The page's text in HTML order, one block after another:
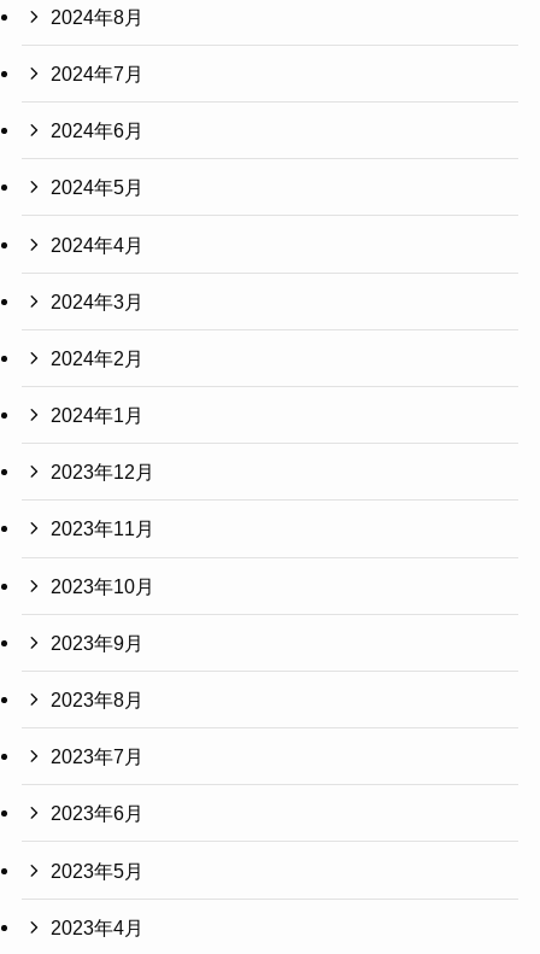
2024年8月
2024年7月
2024年6月
2024年5月
2024年4月
2024年3月
2024年2月
2024年1月
2023年12月
2023年11月
2023年10月
2023年9月
2023年8月
2023年7月
2023年6月
2023年5月
2023年4月